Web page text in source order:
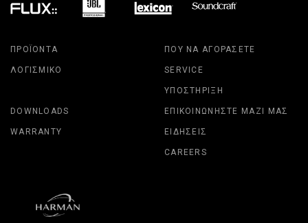
ΠΡΟΪΌΝΤΑ
ΛΟΓΙΣΜΙΚΌ
ΠΟΎ ΝΑ ΑΓΟΡΆΣΕΤΕ
SERVICE
ΥΠΟΣΤΉΡΙΞΗ
DOWNLOADS
WARRANTY
ΕΠΙΚΟΙΝΩΝΉΣΤΕ ΜΑΖΊ ΜΑΣ
ΕΙΔΉΣΕΙΣ
CAREERS